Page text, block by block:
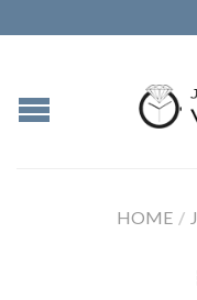
HOME /